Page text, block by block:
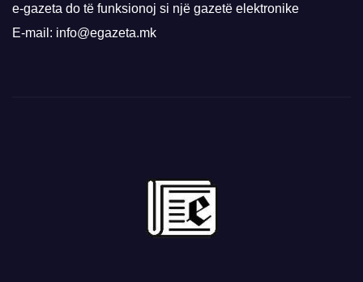
e-gazeta do të funksionoj si një gazetë elektronike
E-mail: info@egazeta.mk